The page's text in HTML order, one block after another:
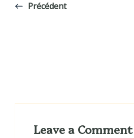
Précédent
Leave a Comment